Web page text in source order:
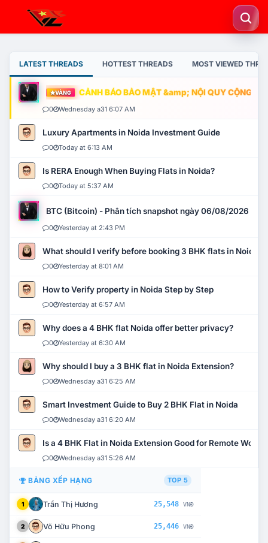
LATEST THREADS HOTTEST THREADS MOST VIEWED
VÀNG CẢNH BÁO BẢO MẬT &amp; NỘI QUY CỘNG
0 Wednesday a31 6:07 AM
Luxury Apartments in Noida Investment Guide
0 Today at 6:13 AM
Is RERA Enough When Buying Flats in Noida?
0 Today at 5:37 AM
BTC (Bitcoin) - Phân tích snapshot ngày 06/08/2026
0 Yesterday at 2:43 PM
What should I verify before booking 3 BHK flats in Noida?
0 Yesterday at 8:01 AM
How to Verify property in Noida Step by Step
0 Yesterday at 6:57 AM
Why does a 4 BHK flat Noida offer better privacy?
0 Yesterday at 6:30 AM
Why should I buy a 3 BHK flat in Noida Extension?
0 Wednesday a31 6:25 AM
Smart Investment Guide to Buy 2 BHK Flat in Noida
0 Wednesday a31 6:20 AM
Is a 4 BHK Flat in Noida Extension Good for Remote Work?
0 Wednesday a31 5:26 AM
BẢNG XẾP HẠNG TOP 5
1 Trần Thị Hương 25,548 VNĐ
2 Võ Hữu Phong 25,446 VNĐ